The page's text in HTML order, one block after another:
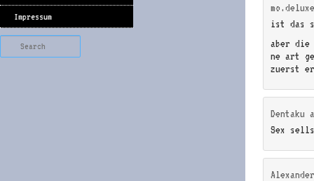
Impressum
mo.deluxe
ist das
aber die
ne art
zuerst
Dentaku
Sex